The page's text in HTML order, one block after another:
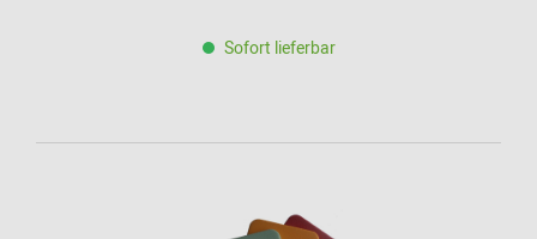
Sofort lieferbar